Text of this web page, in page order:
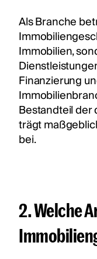
Als Branche
Immobilien,
Finanzierung
Bestandteil der
trägt
bei.
2. Welche